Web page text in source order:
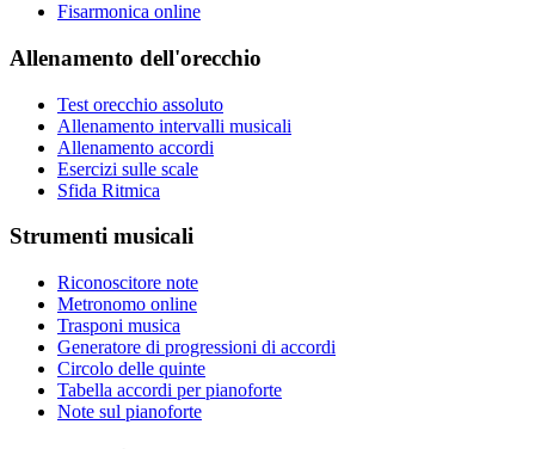
Fisarmonica online
Allenamento dell'orecchio
Test orecchio assoluto
Allenamento intervalli musicali
Allenamento accordi
Esercizi sulle scale
Sfida Ritmica
Strumenti musicali
Riconoscitore note
Metronomo online
Trasponi musica
Generatore di progressioni di accordi
Circolo delle quinte
Tabella accordi per pianoforte
Note sul pianoforte